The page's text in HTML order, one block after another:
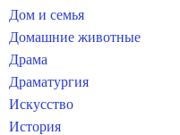
Дом и семья
Домашние животные
Драма
Драматургия
Искусство
История